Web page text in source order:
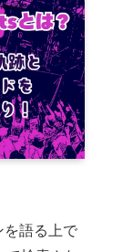
語る上で